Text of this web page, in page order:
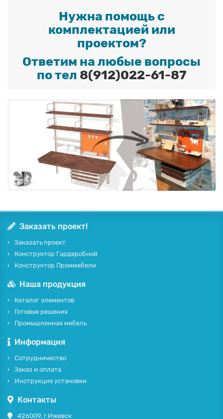
Нужна помощь с
комплектацией или
проектом?
Ответим на любые вопросы
по тел 8(912)022-61-87
Заказать проект!
Заказать проект
Конструктор Гардеробной
Конструктор Проммебели
Наша продукция
Каталог элементов
Готовые решения
Промышленная мебель
Информация
Сотрудничество
Заказ и оплата
Инструкция установки
Контакты
426009, г.Ижевск